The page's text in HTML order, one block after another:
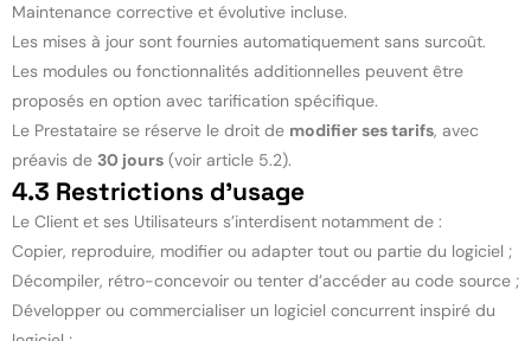
Maintenance corrective et évolutive incluse.
Les mises à jour sont fournies automatiquement sans surcoût.
Les modules ou fonctionnalités additionnelles peuvent être
proposés en option avec tarification spécifique.
Le Prestataire se réserve le droit de modifier ses tarifs, avec
préavis de 30 jours (voir article 5.2).
4.3 Restrictions d’usage
Le Client et ses Utilisateurs s’interdisent notamment de :
Copier, reproduire, modifier ou adapter tout ou partie du logiciel ;
Décompiler, rétro-concevoir ou tenter d’accéder au code source ;
Développer ou commercialiser un logiciel concurrent inspiré du